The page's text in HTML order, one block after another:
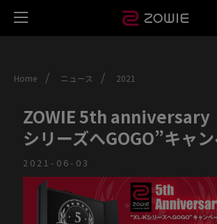
Home / ニュース / 2021
ZOWIE 5th anniversary
シリーズへGOGO”キャ
2021-06-03